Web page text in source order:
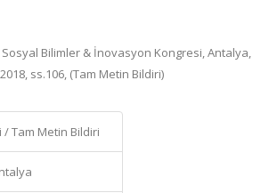
Sosyal Bilimler & İnovasyon Kongresi, Antalya,
ss.106, (Tam Metin Bildiri)
/ Tam Metin Bildiri